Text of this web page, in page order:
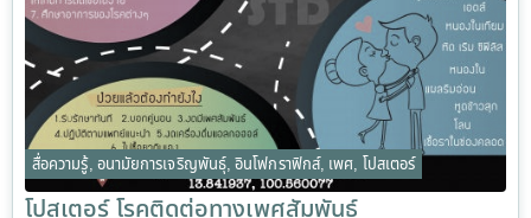
สื่อความรู้, อนามัยการเจริญพันธุ์,อินโฟกราฟิกส์, เพศ, โปสเตอร์
โปสเตอร์ โรคติดต่อทางเพศสัมพันธ์